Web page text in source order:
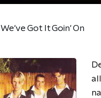
We've Got It Goin' On